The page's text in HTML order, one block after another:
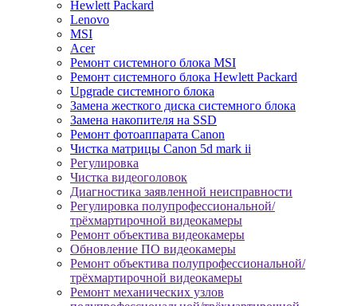
Hewlett Packard
Lenovo
MSI
Acer
Ремонт системного блока MSI
Ремонт системного блока Hewlett Packard
Upgrade системного блока
Замена жесткого диска системного блока
Замена накопителя на SSD
Ремонт фотоаппарата Canon
Чистка матрицы Canon 5d mark ii
Регулировка
Чистка видеоголовок
Диагностика заявленной неисправности
Регулировка полупрофессиональной/
трёхмартирочной видеокамеры
Ремонт объектива видеокамеры
Обновление ПО видеокамеры
Ремонт объектива полупрофессиональной/
трёхмартирочной видеокамеры
Ремонт механических узлов